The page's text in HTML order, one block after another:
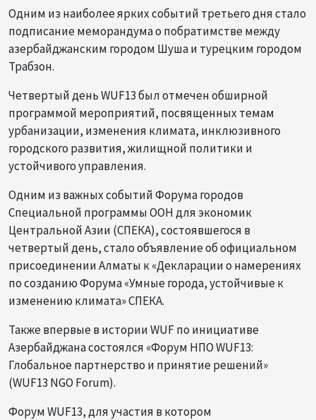
Одним из наиболее ярких событий третьего дня стало
подписание меморандума о побратимстве между
азербайджанским городом Шуша и турецким городом
Трабзон.
Четвертый день WUF13 был отмечен обширной
программой мероприятий, посвященных темам
урбанизации, изменения климата, инклюзивного
городского развития, жилищной политики и
устойчивого управления.
Одним из важных событий Форума городов
Специальной программы ООН для экономик
Центральной Азии (СПЕКА), состоявшегося в
четвертый день, стало объявление об официальном
присоединении Алматы к «Декларации о намерениях
по созданию Форума «Умные города, устойчивые к
изменению климата» СПЕКА.
Также впервые в истории WUF по инициативе
Азербайджана состоялся «Форум НПО WUF13:
Глобальное партнерство и принятие решений»
(WUF13 NGO Forum).
Форум WUF13, для участия в котором